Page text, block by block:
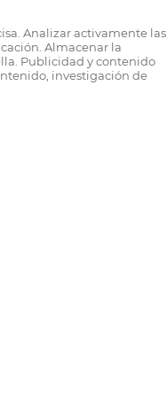
Analizar activamente las
Almacenar la
Publicidad y contenido
investigación de